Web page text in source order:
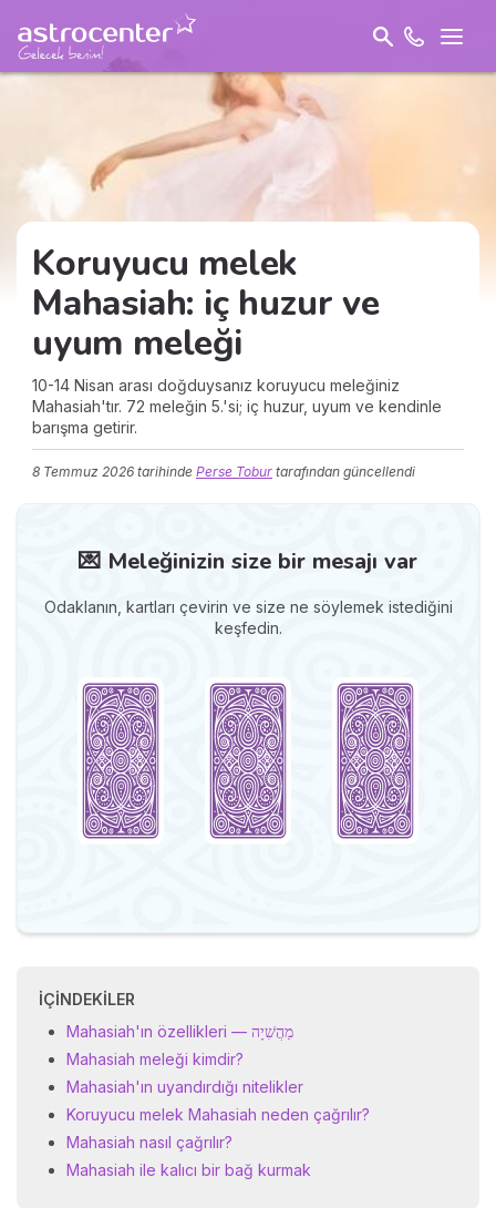
Koruyucu melek
Mahasiah: iç huzur ve
uyum meleği
10-14 Nisan arası doğduysanız koruyucu meleğiniz
Mahasiah'tır. 72 meleğin 5.'si; iç huzur, uyum ve kendinle
barışma getirir.
8 Temmuz 2026 tarihinde Perse Tobur tarafından güncellendi
💌 Meleğinizin size bir mesajı var
Odaklanın, kartları çevirin ve size ne söylemek istediğini
keşfedin.
İÇINDEKILER
Mahasiah'ın özellikleri — מַהֲשִׁיָה
Mahasiah meleği kimdir?
Mahasiah'ın uyandırdığı nitelikler
Koruyucu melek Mahasiah neden çağrılır?
Mahasiah nasıl çağrılır?
Mahasiah ile kalıcı bir bağ kurmak